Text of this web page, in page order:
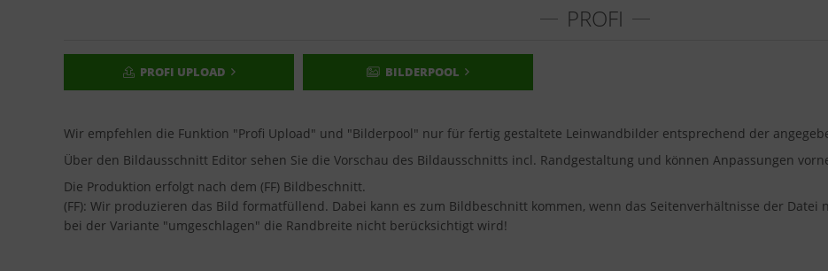
PROFI
PROFI UPLOAD BILDERPOOL
Wir empfehlen die Funktion "Profi Upload" und "Bilderpool" nur für fertig gestaltete Leinwandbilder entsprechend der
Über den Bildausschnitt Editor sehen Sie die Vorschau des Bildausschnitts incl. Randgestaltung und können Anpassungen
Die Produktion erfolgt nach dem (FF) Bildbeschnitt.
(FF): Wir produzieren das Bild formatfüllend. Dabei kann es zum Bildbeschnitt kommen, wenn das Seitenverhältnisse der
bei der Variante "umgeschlagen" die Randbreite nicht berücksichtigt wird!